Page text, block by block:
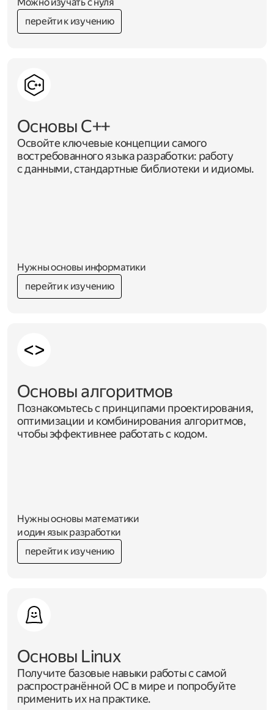
перейти к изучению
Основы C++
Освойте ключевые концепции самого
востребованного языка разработки: работу
с данными, стандартные библиотеки и идиомы.
Нужны основы информатики
перейти к изучению
Основы алгоритмов
Познакомьтесь с принципами проектирования,
оптимизации и комбинирования алгоритмов,
чтобы эффективнее работать с кодом.
Нужны основы математики
и один язык разработки
перейти к изучению
Основы Linux
Получите базовые навыки работы с самой
распространённой ОС в мире и попробуйте
применить их на практике.